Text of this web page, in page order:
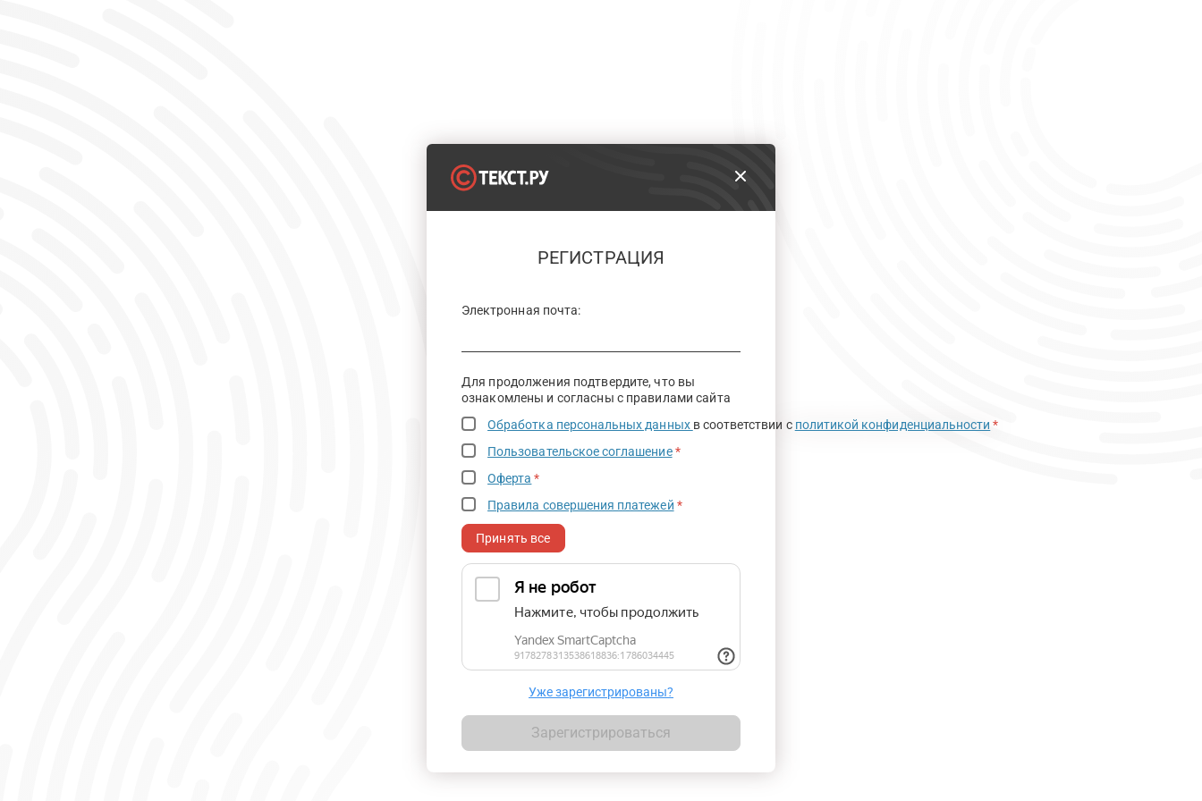
РЕГИСТРАЦИЯ
Электронная почта:
Для продолжения подтвердите, что вы
ознакомлены и согласны с правилами сайта
Обработка персональных данных в соответствии с политикой конфиденциальности *
Пользовательское соглашение *
Оферта *
Правила совершения платежей *
Принять все
Уже зарегистрированы?
Зарегистрироваться